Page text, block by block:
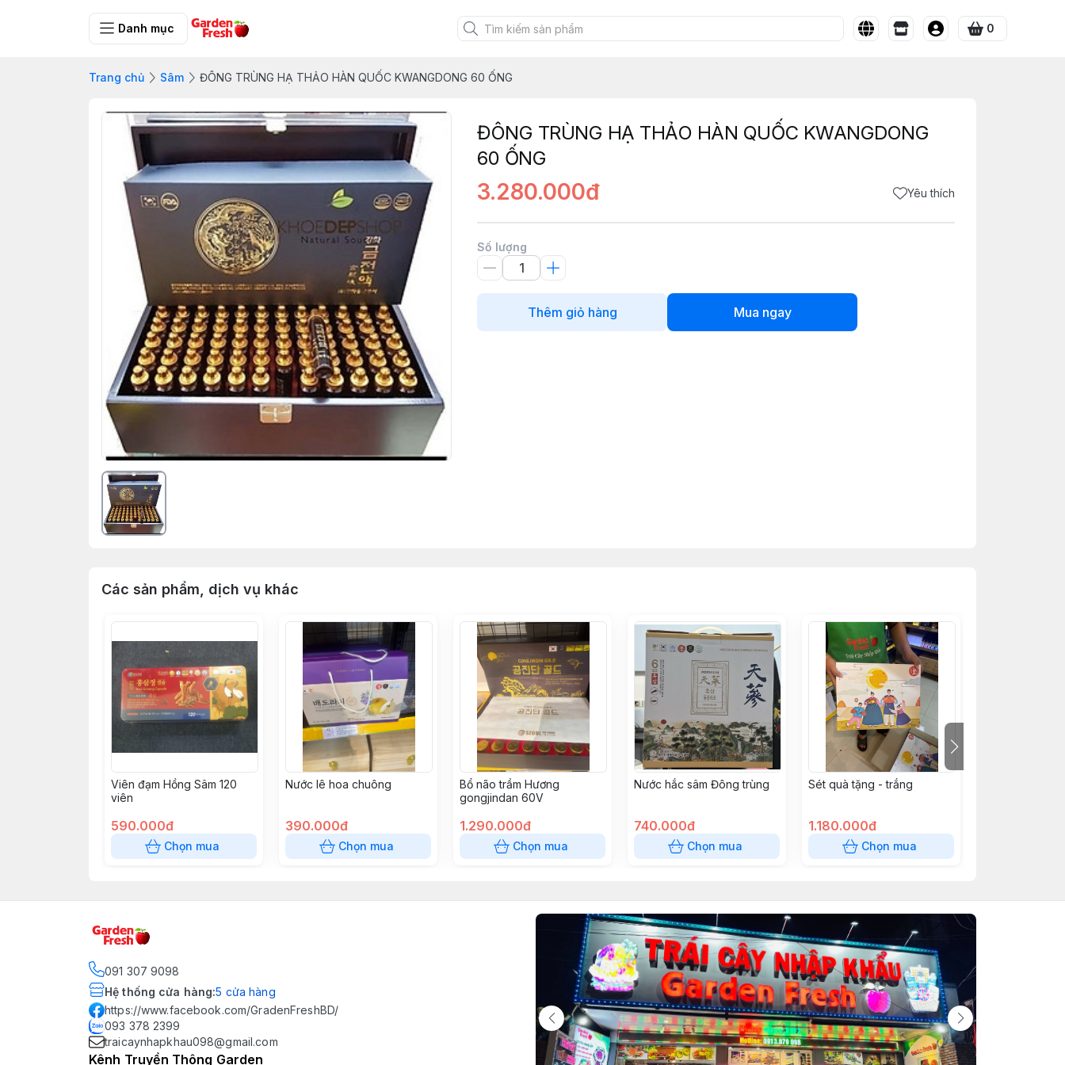
Danh mục 0
Trang chủ Sâm ĐÔNG TRÙNG HẠ THẢO HÀN QUỐC KWANGDONG 60 ỐNG
ĐÔNG TRÙNG HẠ THẢO HÀN QUỐC KWANGDONG
60 ỐNG
3.280.000đ Yêu thích
Số lượng
Thêm giỏ hàng Mua ngay
Các sản phẩm, dịch vụ khác
Viên đạm Hồng Sâm 120
viên
590.000đ
Chọn mua
Nước lê hoa chuông
390.000đ
Chọn mua
Bổ não trầm Hương
gongjindan 60V
1.290.000đ
Chọn mua
Nước hắc sâm Đông trùng
740.000đ
Chọn mua
Sét quà tặng - trắng
1.180.000đ
Chọn mua
091 307 9098
Hệ thống cửa hàng:5 cửa hàng
https://www.facebook.com/GradenFreshBD/
093 378 2399
traicaynhapkhau098@gmail.com
Kênh Truyền Thông Garden